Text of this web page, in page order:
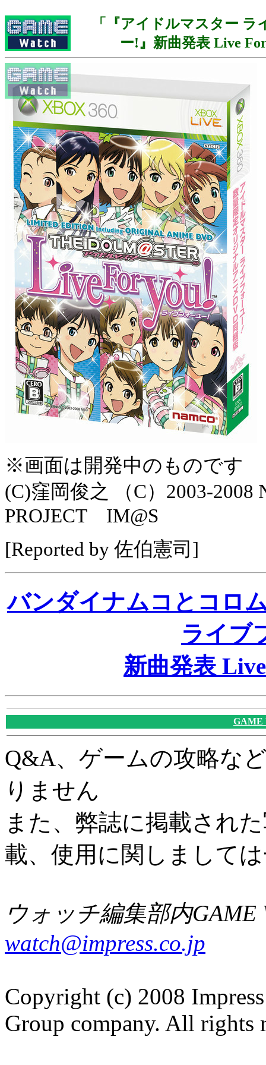
「『アイドルマスター ラ
ー!』新曲発表 Live
※画面は開発中のものです
(C)窪岡俊之 （C）2003-2008
PROJECT IM@S
[Reported by 佐伯憲司]
バンダイナムコとコロ
ライブ
新曲発表
GAME
Q&A、ゲームの攻略な
りません
また、弊誌に掲載され
載、使用に関しまして
ウォッチ編集部内GAME
watch@impress.co.jp
Copyright (c) 2008
Group company. All rights